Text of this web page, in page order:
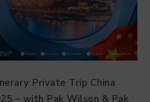
Trip Korea Selatan